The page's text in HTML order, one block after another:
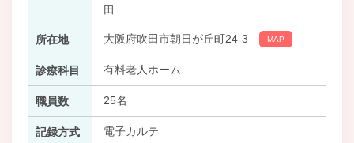
田
所在地 大阪府吹田市朝日が丘町24-3 MAP
診療科目 有料老人ホーム
職員数 25名
記録方式 電子カルテ